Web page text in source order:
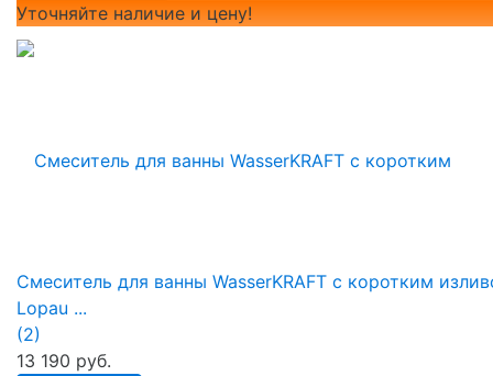
Уточняйте наличие и цену!
Смеситель для ванны WasserKRAFT с коротким
Lopau ...
(2)
13 190 руб.